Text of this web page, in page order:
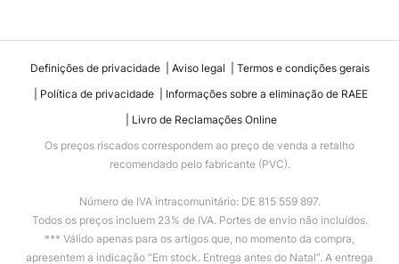
Definições de privacidade Aviso legal
Termos e condições gerais
Política de privacidade
Informações sobre a eliminação de RAEE
Livro de Reclamações Online
Os preços riscados correspondem ao preço de venda a retalho
recomendado pelo fabricante (PVC).
Número de IVA intracomunitário: DE 815 559 897.
Todos os preços incluem 23% de IVA. Portes de envio não incluídos.
*** Válido apenas para os artigos que, no momento da compra,
apresentem a indicação “Em stock. Entrega antes do Natal”. A entrega